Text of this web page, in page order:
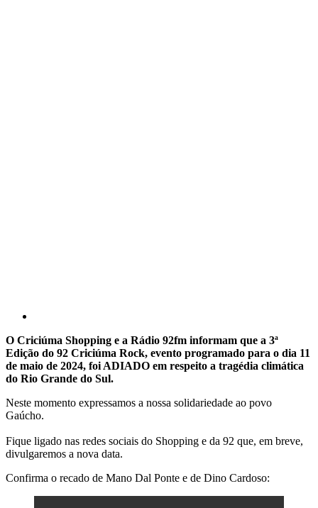
O Criciúma Shopping e a Rádio 92fm informam que a 3ª
Edição do 92 Criciúma Rock, evento programado para o dia 11
de maio de 2024, foi ADIADO em respeito a tragédia climática
do Rio Grande do Sul.
Neste momento expressamos a nossa solidariedade ao povo
Gaúcho.
Fique ligado nas redes sociais do Shopping e da 92 que, em breve,
divulgaremos a nova data.
Confirma o recado de Mano Dal Ponte e de Dino Cardoso: